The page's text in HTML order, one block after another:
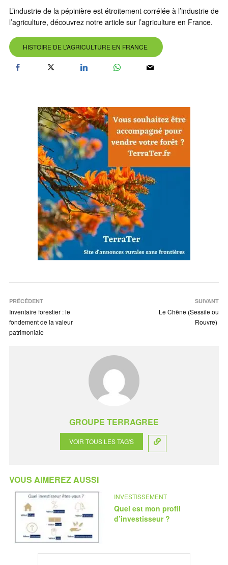
L’industrie de la pépinière est étroitement corrélée à l’industrie de
l’agriculture, découvrez notre article sur l’agriculture en France.
HISTOIRE DE L’AGRICULTURE EN FRANCE
PRÉCÉDENT
Inventaire forestier : le
fondement de la valeur
patrimoniale
SUIVANT
Le Chêne (Sessile ou
Rouvre)
GROUPE TERRAGREE
VOIR TOUS LES TAG'S
VOUS AIMEREZ AUSSI
INVESTISSEMENT
Quel est mon profil
d’investisseur ?